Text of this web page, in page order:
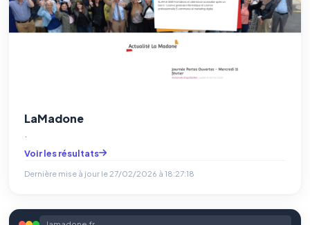
LaMadone
Voir les résultats
Dernière mise à jour le 27/02/2026 à 18:27:18